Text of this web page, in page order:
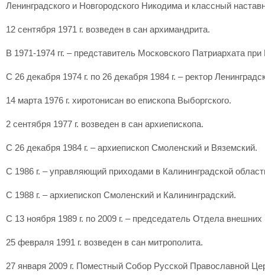
Ленинградского и Новгородского Никодима и классный
12 сентября 1971 г. возведен в сан архимандрита.
В 1971-1974 гг. – представитель Московского Патриархата
С 26 декабря 1974 г. по 26 декабря 1984 г. – ректор
14 марта 1976 г. хиротонисан во епископа Выборгского.
2 сентября 1977 г. возведен в сан архиепископа.
С 26 декабря 1984 г. – архиепископ Смоленский и Вяземский.
С 1986 г. – управляющий приходами в Калининградской
С 1988 г. – архиепископ Смоленский и Калининградский.
С 13 ноября 1989 г. по 2009 г. – председатель Отдела
25 февраля 1991 г. возведен в сан митрополита.
27 января 2009 г. Поместный Собор Русской Православной